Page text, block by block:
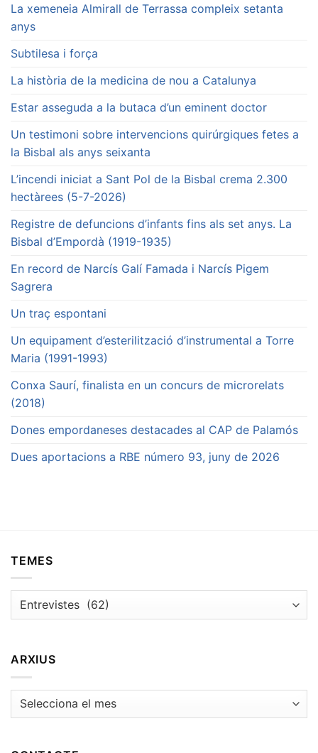
La xemeneia Almirall de Terrassa compleix setanta
anys
Subtilesa i força
La història de la medicina de nou a Catalunya
Estar asseguda a la butaca d’un eminent doctor
Un testimoni sobre intervencions quirúrgiques fetes a
la Bisbal als anys seixanta
L’incendi iniciat a Sant Pol de la Bisbal crema 2.300
hectàrees (5-7-2026)
Registre de defuncions d’infants fins als set anys. La
Bisbal d’Empordà (1919-1935)
En record de Narcís Galí Famada i Narcís Pigem
Sagrera
Un traç espontani
Un equipament d’esterilització d’instrumental a Torre
Maria (1991-1993)
Conxa Saurí, finalista en un concurs de microrelats
(2018)
Dones empordaneses destacades al CAP de Palamós
Dues aportacions a RBE número 93, juny de 2026
TEMES
Temes
ARXIUS
Arxius